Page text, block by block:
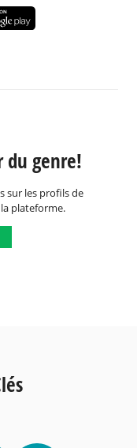
du genre!
sur les profils de
plateforme.